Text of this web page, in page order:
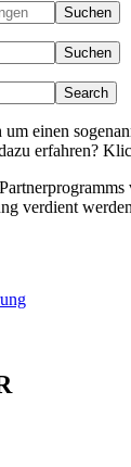
einen
erfahren?
verdient